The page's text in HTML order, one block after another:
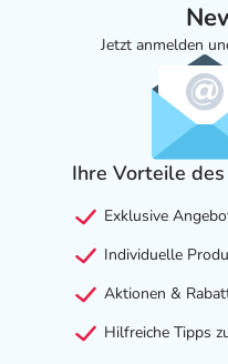
Jetzt anmelden
Ihre Vorteile
Exklusive
Individuelle
Aktionen &
Hilfreiche Tipps